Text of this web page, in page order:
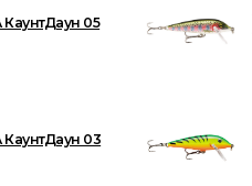
КаунтДаун 05
КаунтДаун 03